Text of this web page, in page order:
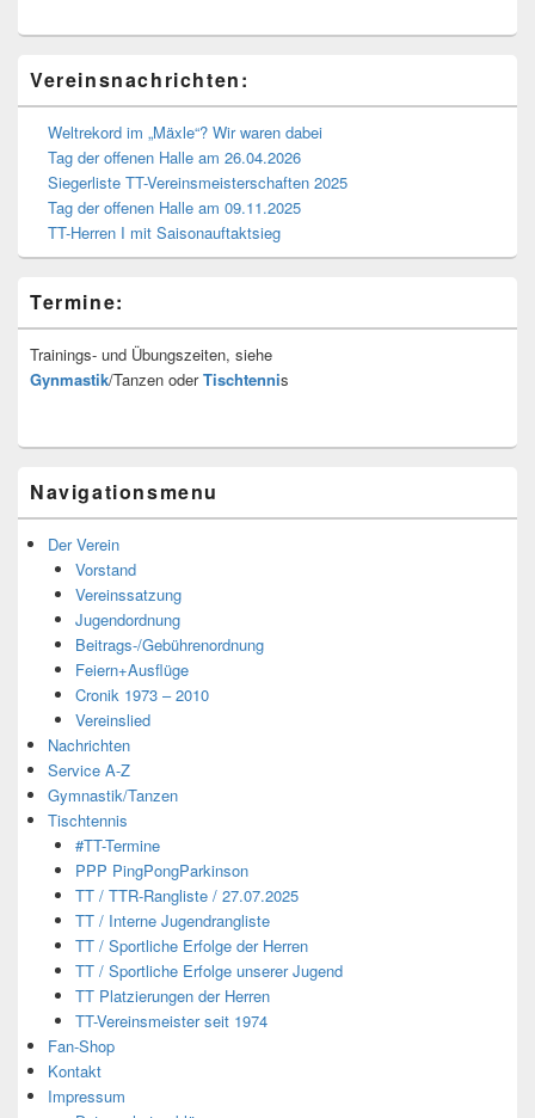
Seitenleisten-
Widgetbereich
Vereinsnachrichten:
Weltrekord im „Mäxle“? Wir waren dabei
Tag der offenen Halle am 26.04.2026
Siegerliste TT-Vereinsmeisterschaften 2025
Tag der offenen Halle am 09.11.2025
TT-Herren I mit Saisonauftaktsieg
Termine:
Trainings- und Übungszeiten, siehe
Gynmastik/Tanzen oderTischtennis
Navigationsmenu
Der Verein
Vorstand
Vereinssatzung
Jugendordnung
Beitrags-/Gebührenordnung
Feiern+Ausflüge
Cronik 1973 – 2010
Vereinslied
Nachrichten
Service A-Z
Gymnastik/Tanzen
Tischtennis
#TT-Termine
PPP PingPongParkinson
TT / TTR-Rangliste / 27.07.2025
TT / Interne Jugendrangliste
TT / Sportliche Erfolge der Herren
TT / Sportliche Erfolge unserer Jugend
TT Platzierungen der Herren
TT-Vereinsmeister seit 1974
Fan-Shop
Kontakt
Impressum